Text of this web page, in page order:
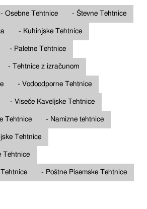
- Osebne Tehtnice - Števne Tehtnice
- Kuhinjske Tehtnice
- Paletne Tehtnice
- Tehtnice z izračunom
- Vodoodporne Tehtnice
- Viseče Kaveljske Tehtnice
Tehtnice - Namizne tehtnice
Tehtnice
Tehtnice
- Poštne Pisemske Tehtnice